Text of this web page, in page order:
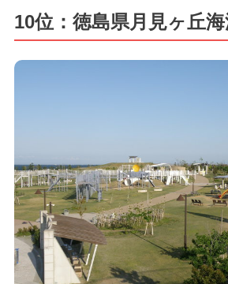
10位：徳島県月見ヶ丘海